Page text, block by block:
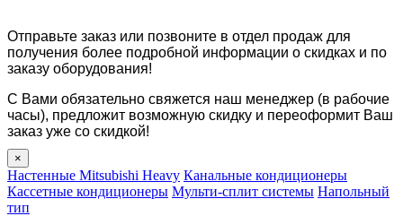
Отправьте заказ или позвоните в отдел продаж для
получения более подробной информации о скидках и по
заказу оборудования!
С Вами обязательно свяжется наш менеджер (в рабочие
часы), предложит возможную скидку и переоформит Ваш
заказ уже со скидкой!
×
Настенные Mitsubishi Heavy Канальные кондиционеры
Кассетные кондиционеры Мульти-сплит системы Напольный
тип